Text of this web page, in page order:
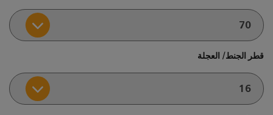
قطر الجنط/ العجلة